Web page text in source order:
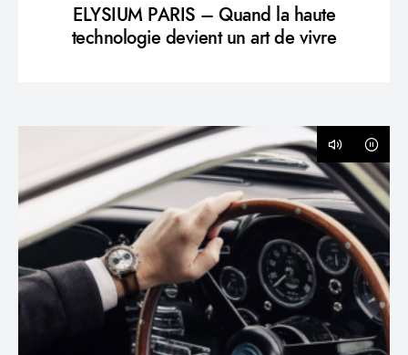
ELYSIUM PARIS – Quand la haute
technologie devient un art de vivre